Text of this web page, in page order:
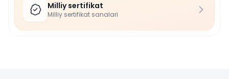
Milliy sertifikat
Milliy sertifikat sanalari